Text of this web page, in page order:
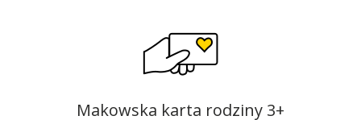
Makowska karta rodziny 3+